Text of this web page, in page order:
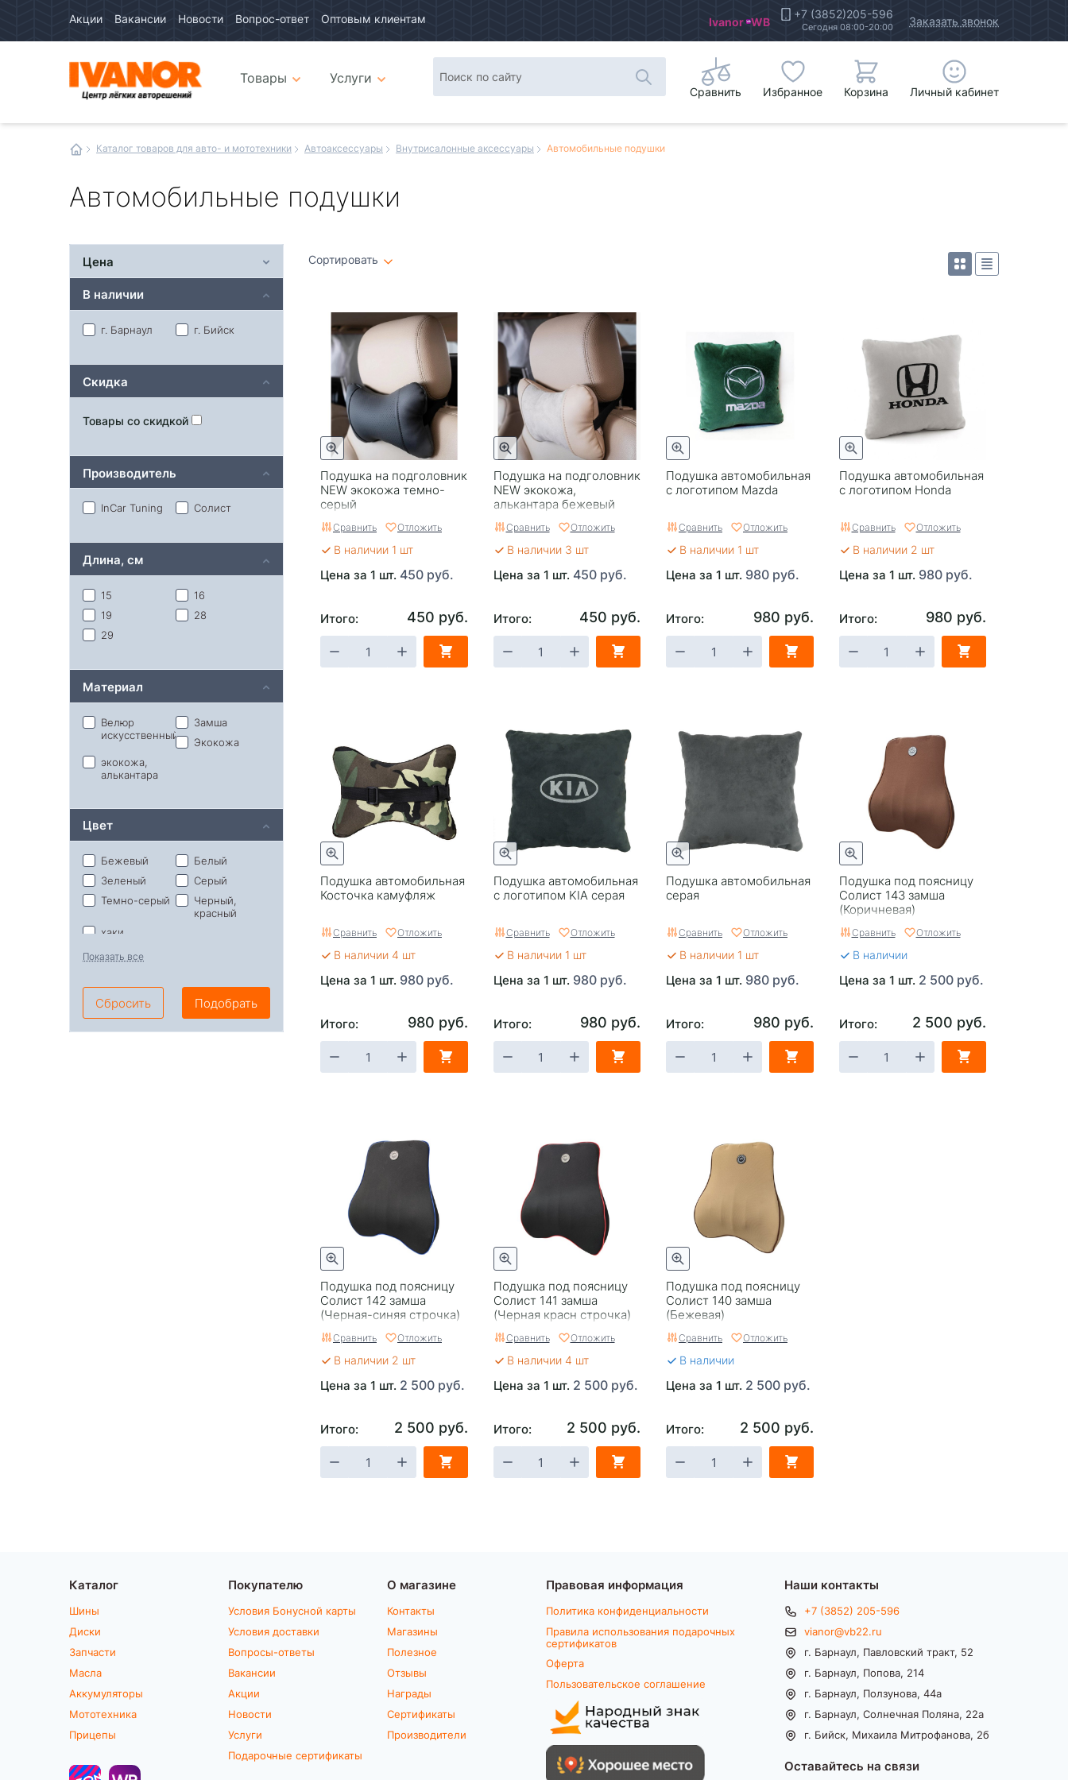
Акции Вакансии Новости Вопрос-ответ Оптовым клиентам Ivanor WB +7 (3852)205-596
Сегодня 08:00-20:00 Заказать звонок
интернетТовары
Услуги
Сравнить Избранное Корзина Личный кабинет
Каталог товаров для авто- и мототехники Автоаксессуары Внутрисалонные аксессуары Автомобильные подушки
Автомобильные подушки
Сортировать
Подушка на подголовник
NEW экокожа темно-
серый
Сравнить Отложить
В наличии 1 шт
Цена за 1 шт. 450 руб.
Итого: 450 руб.
Подушка на подголовник
NEW экокожа,
алькантара бежевый
Сравнить Отложить
В наличии 3 шт
Цена за 1 шт. 450 руб.
Итого: 450 руб.
Подушка автомобильная
с логотипом Mazda
Сравнить Отложить
В наличии 1 шт
Цена за 1 шт. 980 руб.
Итого: 980 руб.
Подушка автомобильная
с логотипом Honda
Сравнить Отложить
В наличии 2 шт
Цена за 1 шт. 980 руб.
Итого: 980 руб.
Подушка автомобильная
Косточка камуфляж
Сравнить Отложить
В наличии 4 шт
Цена за 1 шт. 980 руб.
Итого: 980 руб.
Подушка автомобильная
с логотипом KIA серая
Сравнить Отложить
В наличии 1 шт
Цена за 1 шт. 980 руб.
Итого: 980 руб.
Подушка автомобильная
серая
Сравнить Отложить
В наличии 1 шт
Цена за 1 шт. 980 руб.
Итого: 980 руб.
Подушка под поясницу
Солист 143 замша
(Коричневая)
Сравнить Отложить
В наличии
Цена за 1 шт. 2 500 руб.
Итого: 2 500 руб.
Подушка под поясницу
Солист 142 замша
(Черная-синяя строчка)
Сравнить Отложить
В наличии 2 шт
Цена за 1 шт. 2 500 руб.
Итого: 2 500 руб.
Подушка под поясницу
Солист 141 замша
(Черная красн строчка)
Сравнить Отложить
В наличии 4 шт
Цена за 1 шт. 2 500 руб.
Итого: 2 500 руб.
Подушка под поясницу
Солист 140 замша
(Бежевая)
Сравнить Отложить
В наличии
Цена за 1 шт. 2 500 руб.
Итого: 2 500 руб.
Цена
В наличии
г. Барнаул г. Бийск
Скидка
Товары со скидкой
Производитель
InCar Tuning Солист
Длина, см
15
16
19
28
29
Материал
Велюр
искусственный
Замша
Экокожа
экокожа,
алькантара
Цвет
Бежевый
Белый
Зеленый
Серый
Темно-серый
Черный,
красный
хаки
Показать все
Сбросить Подобрать
Каталог
Шины
Диски
Запчасти
Масла
Аккумуляторы
Мототехника
Прицепы
Покупателю
Условия Бонусной карты
Условия доставки
Вопросы-ответы
Вакансии
Акции
Новости
Услуги
Подарочные сертификаты
О магазине
Контакты
Магазины
Полезное
Отзывы
Награды
Сертификаты
Производители
Правовая информация
Политика конфиденциальности
Правила использования подарочных
сертификатов
Оферта
Пользовательское соглашение
Наши контакты
+7 (3852) 205-596
vianor@vb22.ru
г. Барнаул, Павловский тракт, 52
г. Барнаул, Попова, 214
г. Барнаул, Ползунова, 44а
г. Барнаул, Солнечная Поляна, 22а
г. Бийск, Михаила Митрофанова, 2б
Оставайтесь на связи